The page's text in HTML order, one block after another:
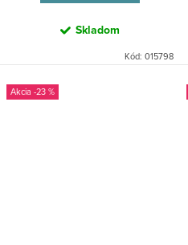
Skladom
Kód: 015798
-23 %